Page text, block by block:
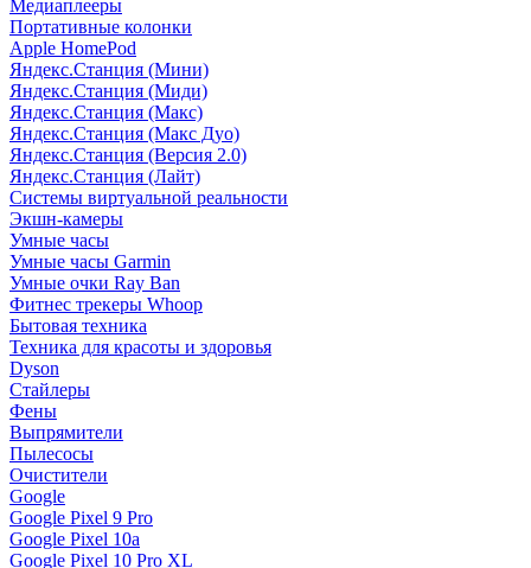
Медиаплееры
Портативные колонки
Apple HomePod
Яндекс.Станция (Мини)
Яндекс.Станция (Миди)
Яндекс.Станция (Макс)
Яндекс.Станция (Макс Дуо)
Яндекс.Станция (Версия 2.0)
Яндекс.Станция (Лайт)
Системы виртуальной реальности
Экшн-камеры
Умные часы
Умные часы Garmin
Умные очки Ray Ban
Фитнес трекеры Whoop
Бытовая техника
Техника для красоты и здоровья
Dyson
Стайлеры
Фены
Выпрямители
Пылесосы
Очистители
Google
Google Pixel 9 Pro
Google Pixel 10a
Google Pixel 10 Pro XL